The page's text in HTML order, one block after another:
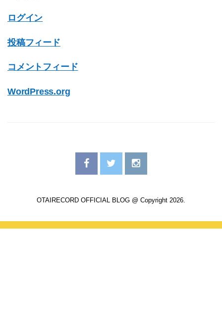
ログイン
投稿フィード
コメントフィード
WordPress.org
OTAIRECORD OFFICIAL BLOG @ Copyright 2026.